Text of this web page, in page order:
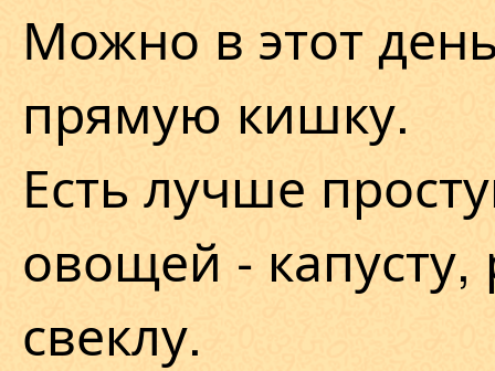
Можно в этот
прямую кишку.
Есть лучше
овощей -
свеклу.